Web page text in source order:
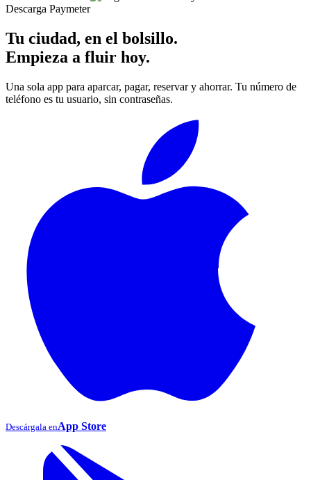
Descarga Paymeter
Tu ciudad, en el bolsillo.
Empieza a fluir hoy.
Una sola app para aparcar, pagar, reservar y ahorrar. Tu número de
teléfono es tu usuario, sin contraseñas.
Descárgala enApp Store